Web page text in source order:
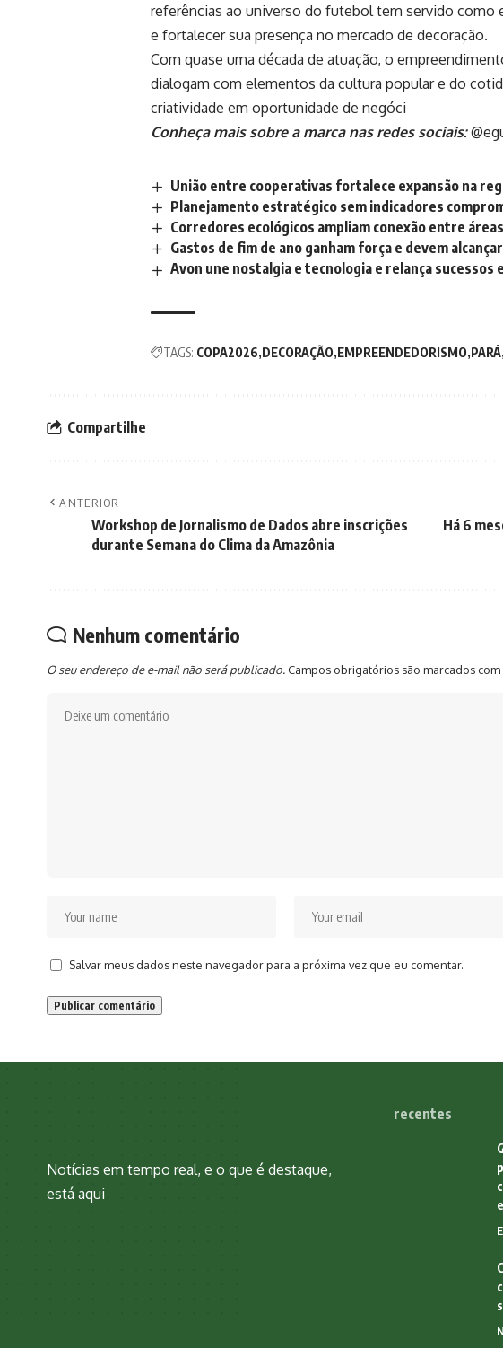
referências ao universo do futebol tem servido como
e fortalecer sua presença no mercado de decoração.
Com quase uma década de atuação, o
dialogam com elementos da cultura popular e do
criatividade em oportunidade de negóci
Conheça mais sobre a marca nas redes sociais:
União entre cooperativas fortalece expansão na
Planejamento estratégico sem indicadores
Corredores ecológicos ampliam conexão entre
Gastos de fim de ano ganham força e devem
Avon une nostalgia e tecnologia e relança sucessos
TAGS: COPA2026 DECORAÇÃO EMPREENDEDORISMO PARÁ
Compartilhe
ANTERIOR
Workshop de Jornalismo de Dados abre inscrições
durante Semana do Clima da Amazônia
Há 6
Nenhum comentário
O seu endereço de e-mail não será publicado. Campos obrigatórios são marcados com
Salvar meus dados neste navegador para a próxima vez que eu comentar.
Notícias em tempo real, e o que é destaque,
está aqui
recentes